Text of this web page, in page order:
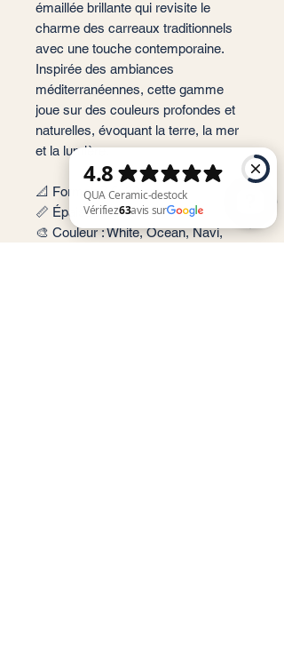
émaillée brillante qui revisite le
charme des carreaux traditionnels
avec une touche contemporaine.
Inspirée des ambiances
méditerranéennes, cette gamme
joue sur des couleurs profondes et
naturelles, évoquant la terre, la mer
et la lumière.
📐 Format: 7,5x30 cm
📏 Épaisseur : 8,5 mm
🎨 Couleur : White, Ocean, Navi,